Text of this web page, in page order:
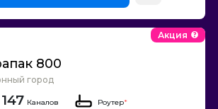
800
город
Акция
147 Каналов
Роутер*